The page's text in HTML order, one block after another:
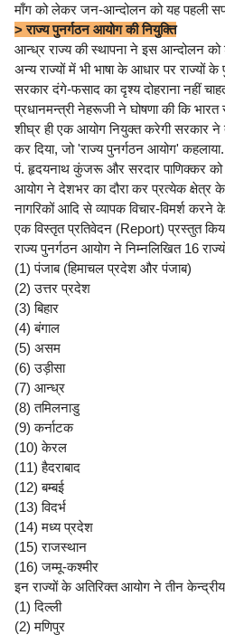
माँग को लेकर जन-आन्दोलन को यह पहली
> राज्य पुनर्गठन आयोग की नियुक्ति
आन्ध्र राज्य की स्थापना ने इस आन्दोलन को
अन्य राज्यों में भी भाषा के आधार पर राज्यों
सरकार दंगे-फसाद का दृश्य दोहराना नहीं
प्रधानमन्त्री नेहरूजी ने घोषणा की कि
शीघ्र ही एक आयोग नियुक्त करेगी सरकार ने
कर दिया, जो 'राज्य पुनर्गठन आयोग'
पं. हृदयनाथ कुंजरू और सरदार पाणिक्कर को
आयोग ने देशभर का दौरा कर प्रत्येक क्षेत्र
नागरिकों आदि से व्यापक विचार-विमर्श
एक विस्तृत प्रतिवेदन (Report) प्रस्तुत
राज्य पुनर्गठन आयोग ने निम्नलिखित 16
(1) पंजाब (हिमाचल प्रदेश और पंजाब)
(2) उत्तर प्रदेश
(3) बिहार
(4) बंगाल
(5) असम
(6) उड़ीसा
(7) आन्ध्र
(8) तमिलनाडु
(9) कर्नाटक
(10) केरल
(11) हैदराबाद
(12) बम्बई
(13) विदर्भ
(14) मध्य प्रदेश
(15) राजस्थान
(16) जम्मू-कश्मीर
इन राज्यों के अतिरिक्त आयोग ने तीन केन्द्रीय
(1) दिल्ली
(2) मणिपुर